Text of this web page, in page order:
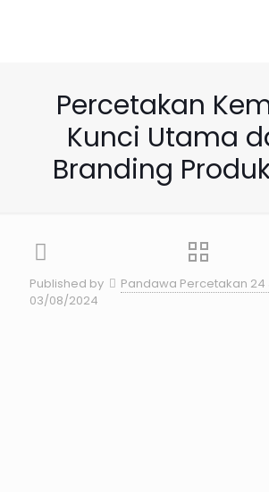
Percetakan
Kunci Utama
Branding
Published by Pandawa Percetakan 24
03/08/2024